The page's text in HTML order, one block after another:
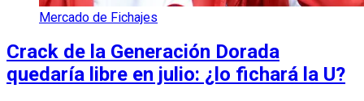
Mercado de Fichajes
Crack de la Generación Dorada
quedaría libre en julio: ¿lo fichará la U?